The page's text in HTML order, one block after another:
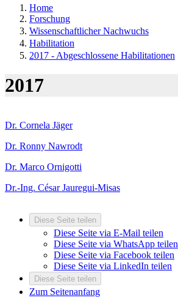
Home
Forschung
Wissenschaftlicher Nachwuchs
Habilitation
2017 - Abgeschlossene Habilitationen
2017
Dr. Cornela Jäger
Dr. Ronny Nawrodt
Dr. Marco Ornigotti
Dr.-Ing. César Jauregui-Misas
Diese Seite teilen
Diese Seite via E-Mail teilen
Diese Seite via WhatsApp teilen
Diese Seite via Facebook teilen
Diese Seite via LinkedIn teilen
Diese Seite teilen
Zum Seitenanfang